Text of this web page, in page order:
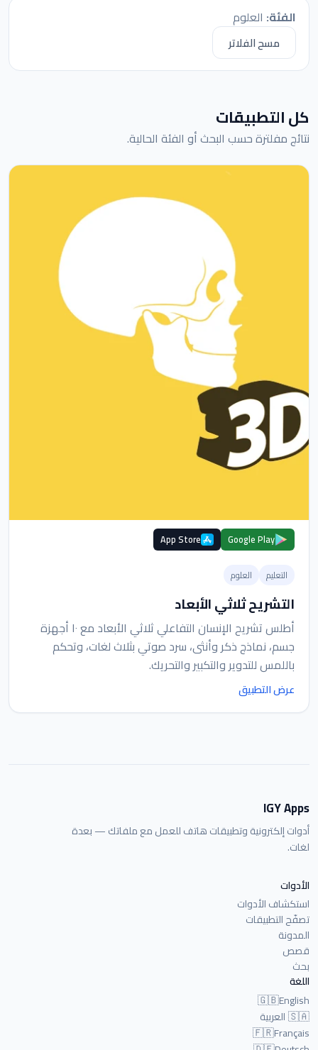
الفئة: العلوم
مسح الفلاتر
كل التطبيقات
نتائج مفلترة حسب البحث أو الفئة الحالية.
Google Play
App Store
التعليم العلوم
التشريح ثلاثي الأبعاد
أطلس تشريح الإنسان التفاعلي ثلاثي الأبعاد مع ١٠ أجهزة
جسم، نماذج ذكر وأنثى، سرد صوتي بثلاث لغات، وتحكم
باللمس للتدوير والتكبير والتحريك.
عرض التطبيق
IGY Apps
أدوات إلكترونية وتطبيقات هاتف للعمل مع ملفاتك — بعدة
لغات.
الأدوات
استكشاف الأدوات
تصفّح التطبيقات
المدونة
قصص
بحث
اللغة
🇬🇧English
🇸🇦العربية
🇫🇷Français